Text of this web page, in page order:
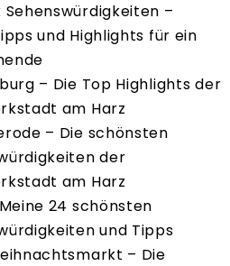
Sehenswürdigkeiten –
und Highlights für ein
– Die Top Highlights der
am Harz
– Die schönsten
der
am Harz
24 schönsten
und Tipps
– Die